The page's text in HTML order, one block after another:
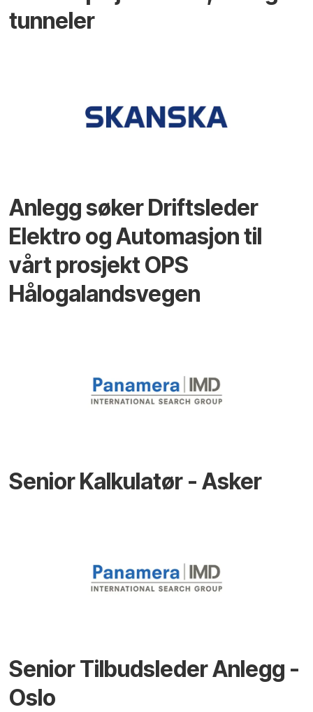
tunneler
Anlegg søker Driftsleder
Elektro og Automasjon til
vårt prosjekt OPS
Hålogalandsvegen
Senior Kalkulatør - Asker
Senior Tilbudsleder Anlegg -
Oslo